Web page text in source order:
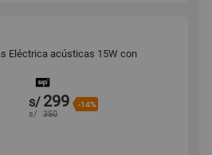
Eléctrica acústicas 15W con
s/ 299 -14%
s/ 350